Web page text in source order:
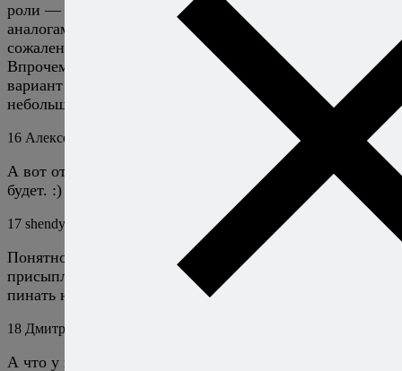
роли — его можно заменить прибалтийскими
аналогами, если знать, как и что выбирать. К
сожалению, песто к таким блюдам не относится.
Впрочем, если найти его сложно, но можно — есть
вариант закупиться про запас, расход у него
небольшой, да и хранится он не так уж мало.
16 Алексей Онегин
А вот от этого, полагаю, никто тебя удерживать не
будет. :)
17 shendy
Понятно, в таком случае я еще сверху пармезаном
присыплю немного. Надеюсь, ценители меня за это
пинать не будут ))
18 Дмитрий
А что у нас не так с мукой? Я довольно регулярно